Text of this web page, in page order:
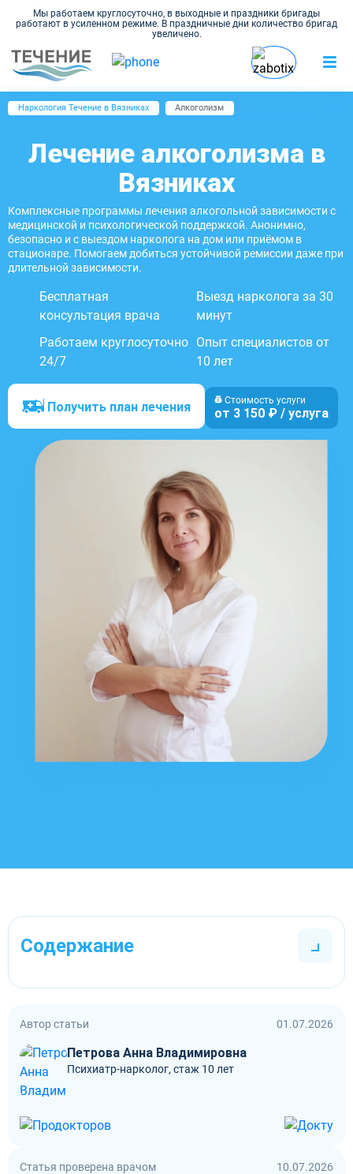
Мы работаем круглосуточно, в выходные и праздники бригады
работают в усиленном режиме. В праздничные дни количество бригад
увеличено.
Наркология Течение в Вязниках Алкоголизм
Лечение алкоголизма в
Вязниках
Комплексные программы лечения алкогольной зависимости с
медицинской и психологической поддержкой. Анонимно,
безопасно и с выездом нарколога на дом или приёмом в
стационаре. Помогаем добиться устойчивой ремиссии даже при
длительной зависимости.
Бесплатная
консультация врача
Выезд нарколога за 30
минут
Работаем круглосуточно
24/7
Опыт специалистов от
10 лет
Получить план лечения Стоимость услуги
от 3 150 ₽ / услуга
Содержание
Автор статьи 01.07.2026
Петрова Анна Владимировна
Психиатр-нарколог, стаж 10 лет
Статья проверена врачом 10.07.2026